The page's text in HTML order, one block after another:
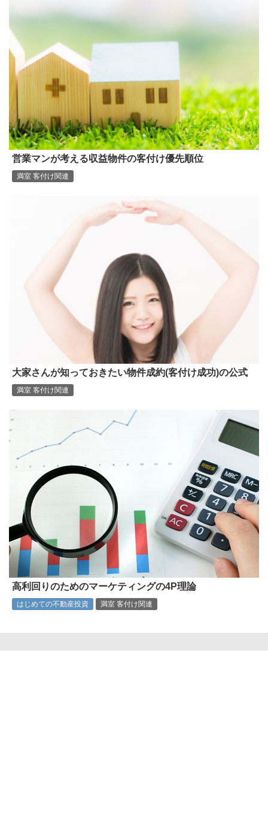
営業マンが考える収益物件の客付け優先順位
満室 客付け関連
大家さんが知っておきたい物件成約(客付け成功)の公式
満室 客付け関連
高利回りのためのマーケティングの4P理論
はじめての不動産投資 満室 客付け関連